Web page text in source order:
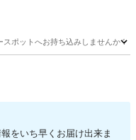
ットへお持ち込みしませんか？
をいち早くお届け出来ま